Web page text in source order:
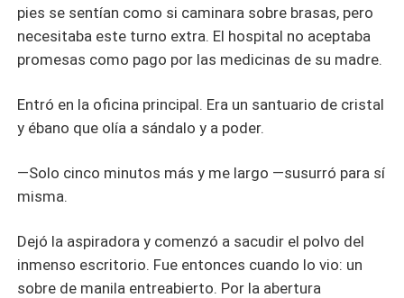
pies se sentían como si caminara sobre brasas, pero
necesitaba este turno extra. El hospital no aceptaba
promesas como pago por las medicinas de su madre.
Entró en la oficina principal. Era un santuario de cristal
y ébano que olía a sándalo y a poder.
—Solo cinco minutos más y me largo —susurró para sí
misma.
Dejó la aspiradora y comenzó a sacudir el polvo del
inmenso escritorio. Fue entonces cuando lo vio: un
sobre de manila entreabierto. Por la abertura